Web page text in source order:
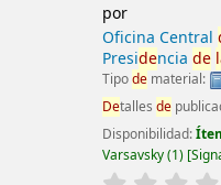
por
Oficina Central
Presidencia de
Tipodematerial:
Detalles de
Disponibilidad:
Varsavsky(1)